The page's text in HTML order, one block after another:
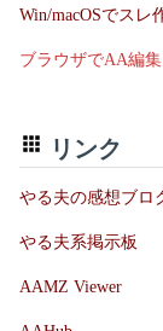
Win/macOSでスレ
ブラウザでAA編集
リンク
やる夫の感想ブロ
やる夫系掲示板
AAMZ Viewer